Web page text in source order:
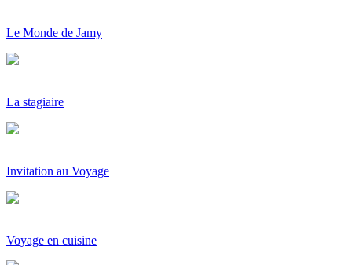
Le Monde de Jamy
La stagiaire
Invitation au Voyage
Voyage en cuisine